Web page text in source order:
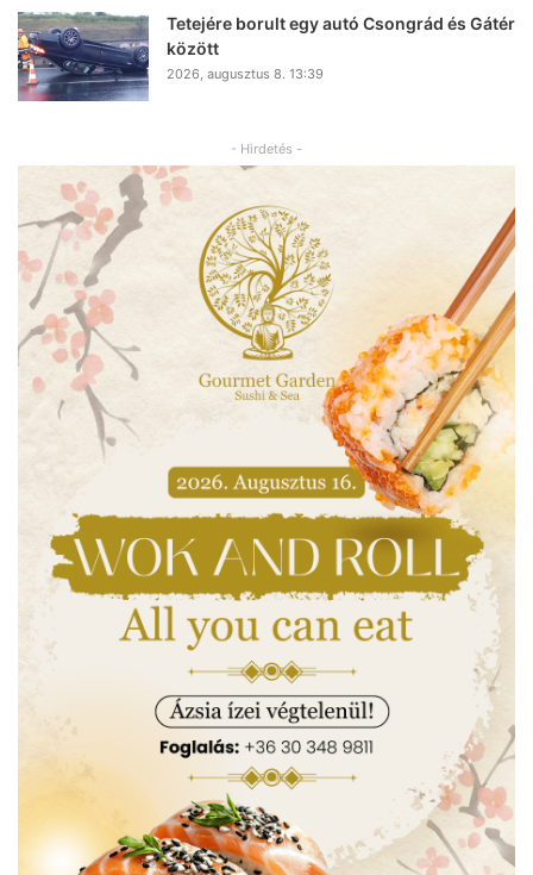
Tetejére borult egy autó Csongrád és Gátér
között
2026, augusztus 8. 13:39
- Hirdetés -